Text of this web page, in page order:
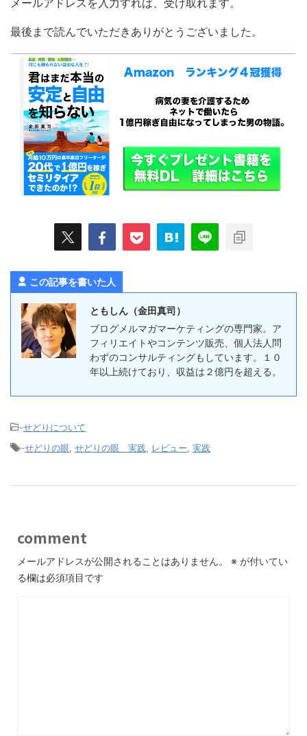
最後まで読んでいただきありがとうございました。
この記事を書いた人
ともしん（金田真司）
ブログメルマガマーケティングの専門家。ア
フィリエイトやコンテンツ販売、個人法人問
わずのコンサルティングもしています。１０
年以上続けており、収益は２億円を超える。
-せどりについて
-せどりの眼 せどりの眼 実践 レビュー 実践
comment
メールアドレスが公開されることはありません。 ※ が付いてい
る欄は必須項目です